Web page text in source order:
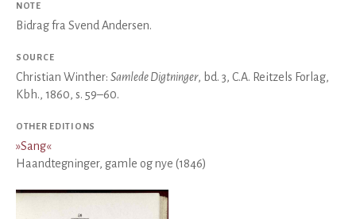
NOTE
Bidrag fra Svend Andersen.
SOURCE
Christian Winther: Samlede Digtninger, bd. 3, C.A. Reitzels Forlag,
Kbh., 1860, s. 59–60.
OTHER EDITIONS
»Sang«
Haandtegninger, gamle og nye (1846)